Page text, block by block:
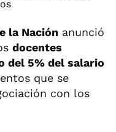
la Nación anunció
docentes
del 5% del salario
que se
con los